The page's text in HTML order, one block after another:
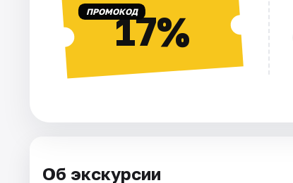
ПРОМОКОД17%
Об экскурсии